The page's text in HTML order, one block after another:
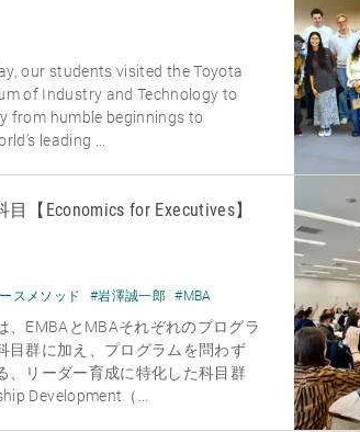
our students visited the Toyota
of Industry and Technology to
from humble beginnings to
leading ...
【Economics for Executives】
スメソッド #岩澤誠一郎 #MBA
、EMBAとMBAそれぞれのプログラ
目群に加え、プログラムを問わず
、リーダー育成に特化した科目群
Development（...